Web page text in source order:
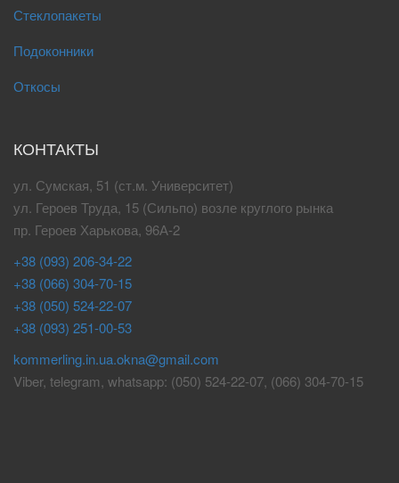
Стеклопакеты
Подоконники
Откосы
КОНТАКТЫ
ул. Сумская, 51 (ст.м. Университет)
ул. Героев Труда, 15 (Сильпо) возле круглого рынка
пр. Героев Харькова, 96А-2
+38 (093) 206-34-22
+38 (066) 304-70-15
+38 (050) 524-22-07
+38 (093) 251-00-53
kommerling.in.ua.okna@gmail.com
Viber, telegram, whatsapp: (050) 524-22-07, (066) 304-70-15